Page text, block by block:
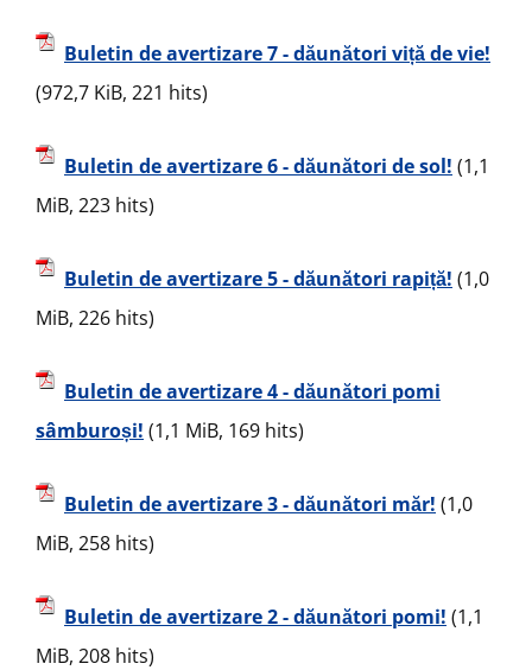
Buletin de avertizare 7 - dăunători viță de vie!
(972,7 KiB, 221 hits)
Buletin de avertizare 6 - dăunători de sol! (1,1
MiB, 223 hits)
Buletin de avertizare 5 - dăunători rapiță! (1,0
MiB, 226 hits)
Buletin de avertizare 4 - dăunători pomi
sâmburoși! (1,1 MiB, 169 hits)
Buletin de avertizare 3 - dăunători măr! (1,0
MiB, 258 hits)
Buletin de avertizare 2 - dăunători pomi! (1,1
MiB, 208 hits)